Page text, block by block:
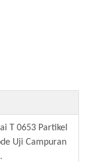
T 0653 Partikel
Uji Campuran